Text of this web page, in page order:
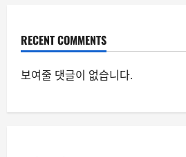
RECENT COMMENTS
보여줄 댓글이 없습니다.